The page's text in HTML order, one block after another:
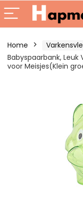
Home
Babyspaarbank, Leuk
voor Meisjes(Klein